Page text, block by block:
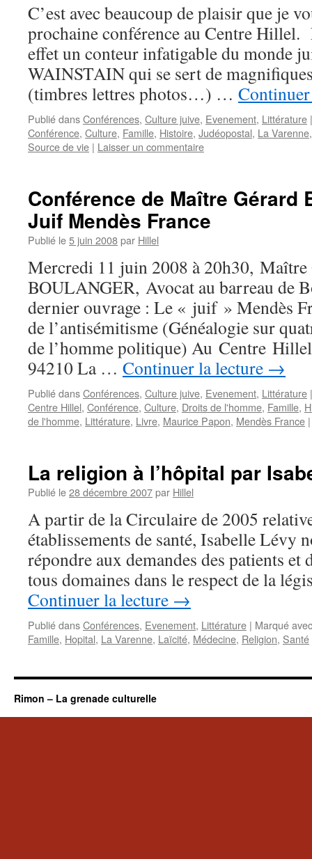
C’est avec beaucoup de plaisir que je
prochaine conférence au Centre Hillel.
effet un conteur infatigable du monde
WAINSTAIN qui se sert de
(timbres lettres photos…) …
Publié dansConférences, Culture juive, Evenement, Littérature |
Conférence, Culture, Famille, Histoire, Judéopostal, La Varenne
Source de vie | Laisser un commentaire
Conférence de Maître Gérard
Juif Mendès France
Publié le5 juin 2008par Hillel
Mercredi 11 juin 2008 à 20h30, Maître
BOULANGER, Avocat au barreau de
dernier ouvrage : Le « juif » Mendès
de l’antisémitisme (Généalogie sur
de l’homme politique) Au Centre
94210 La … Continuer la lecture →
Publié dansConférences, Culture juive, Evenement, Littérature |
Centre Hillel, Conférence, Culture, Droits de l'homme, Famille,
de l'homme, Littérature, Livre, Maurice Papon, Mendès France |
La religion à l’hôpital par
Publié le28 décembre 2007par Hillel
A partir de la Circulaire de 2005
établissements de santé, Isabelle Lévy
répondre aux demandes des patients et
tous domaines dans le respect de la
Continuer la lecture →
Publié dansConférences, Evenement, Littérature | Marqué avec
Famille, Hopital, La Varenne, Laïcité, Médecine, Religion, Santé
Rimon – La grenade culturelle